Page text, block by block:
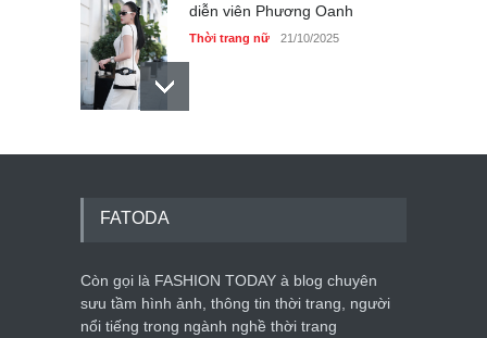
diễn viên Phương Oanh
Thời trang nữ 21/10/2025
Mẫu áo khoác đẹp cho phụ
Chiếc áo dài cưới của Hoa
hậu Đỗ Hà ?
Thời trang nữ 21/10/2025
FATODA
Còn gọi là FASHION TODAY à blog chuyên
sưu tầm hình ảnh, thông tin thời trang, người
nổi tiếng trong ngành nghề thời trang